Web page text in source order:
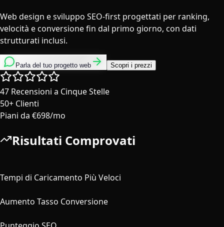
Web design e sviluppo SEO-first progettati per ranking,
velocità e conversione fin dal primo giorno, con dati
strutturati inclusi.
Parla del tuo progetto web Scopri i prezzi
47 Recensioni a Cinque Stelle
50+ Clienti
Piani da €698/mo
Risultati Comprovati
Tempi di Caricamento Più Veloci
Aumento Tasso Conversione